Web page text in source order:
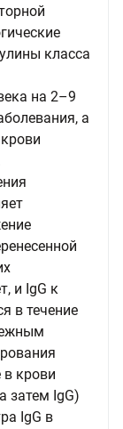
класса
на 2–9
а
и IgG к
в течение
в крови
затем IgG)
IgG в